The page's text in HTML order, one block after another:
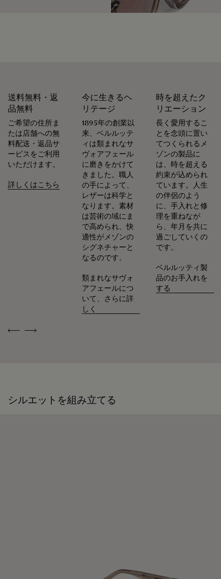
Previous
Next
送料無料・返
品無料
ご希望の住所ま
たは店舗への無
料配送・返品サ
ービスをご利用
いただけます。
詳しくはこちら
今に生きるヘ
リテージ
1895年の創業以
来、ベルルッテ
ィは類まれなサ
ヴォアフェール
に磨きをかけて
きました。職人
の手によって、
レザーは科学と
なります。素材
は芸術の域にま
で高められ、快
適性がメゾンの
シグネチャーと
なるのです。
類まれなサヴォ
アフェールにつ
いて、さらに詳
しく
時を超えたク
リエーション
長く愛用するこ
とを念頭に置い
てつくられるメ
ゾンの製品に
は、時を超える
約束が込められ
ています。人生
の伴侶のよう
に、手入れと修
理を重ねなが
ら、年月を共に
過ごしていくの
です。
ベルルッティ製
品のお手入れを
する
シルエットを組み立てる